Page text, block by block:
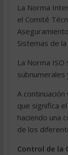
La Norma
el Comité
Sistemas de la
La Norma
subnumerales
A
que significa el
haciendo una
de los
Control de la